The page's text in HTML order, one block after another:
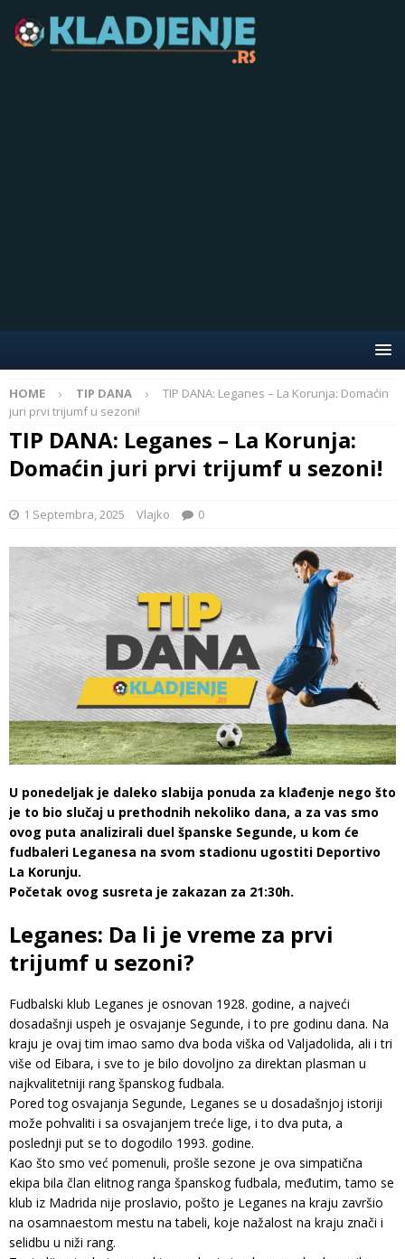
HOME TIP DANA
TIP DANA: Leganes – La Korunja: Domaćin
juri prvi trijumf u sezoni!
TIP DANA: Leganes – La Korunja:
Domaćin juri prvi trijumf u sezoni!
1 Septembra, 2025 Vlajko 0
U ponedeljak je daleko slabija ponuda za klađenje nego što
je to bio slučaj u prethodnih nekoliko dana, a za vas smo
ovog puta analizirali duel španske Segunde, u kom će
fudbaleri Leganesa na svom stadionu ugostiti Deportivo
La Korunju.
Početak ovog susreta je zakazan za 21:30h.
Leganes: Da li je vreme za prvi
trijumf u sezoni?
Fudbalski klub Leganes je osnovan 1928. godine, a najveći
dosadašnji uspeh je osvajanje Segunde, i to pre godinu dana. Na
kraju je ovaj tim imao samo dva boda viška od Valjadolida, ali i tri
više od Eibara, i sve to je bilo dovoljno za direktan plasman u
najkvalitetniji rang španskog fudbala.
Pored tog osvajanja Segunde, Leganes se u dosadašnjoj istoriji
može pohvaliti i sa osvajanjem treće lige, i to dva puta, a
poslednji put se to dogodilo 1993. godine.
Kao što smo već pomenuli, prošle sezone je ova simpatična
ekipa bila član elitnog ranga španskog fudbala, međutim, tamo se
klub iz Madrida nije proslavio, pošto je Leganes na kraju završio
na osamnaestom mestu na tabeli, koje nažalost na kraju znači i
selidbu u niži rang.